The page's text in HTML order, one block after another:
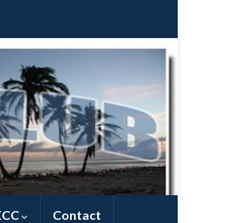
Contact